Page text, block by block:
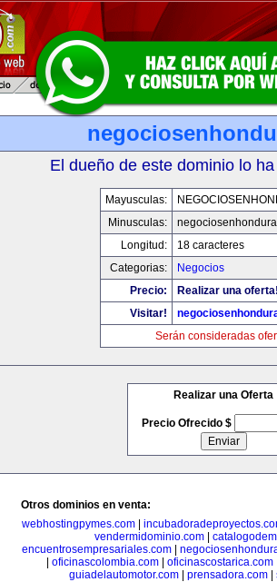
El dueño de este dominio lo
Mayusculas:
Minusculas:
Longitud:
18 caracteres
Categorias:
Negocios
Precio:
Realizar una
Visitar!
Serán consideradas
Realizar una Oferta
Precio Ofrecido $
Otros dominios en venta:
webhostingpymes.com
vendermidominio.com|
encuentrosempresariales.com|
oficinascolombia.com| oficinascostarica.com
guiadelautomotor.com
prensadora.com